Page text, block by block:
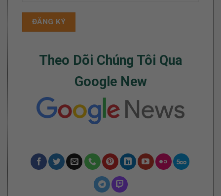
Theo Dõi Chúng Tôi Qua
Google New